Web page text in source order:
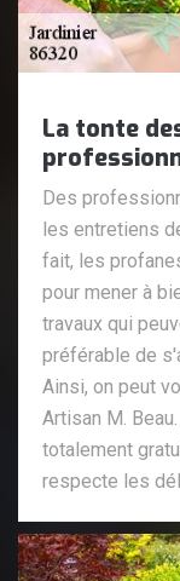
La tonte
Des
les entretiens
fait, les
pour mener à
travaux qui
préférable de
Ainsi, on peut
Artisan M.
totalement
respecte les